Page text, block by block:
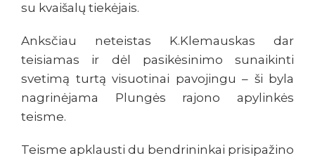
su kvaišalų tiekėjais.
Anksčiau neteistas K.Klemauskas dar
teisiamas ir dėl pasikėsinimo sunaikinti
svetimą turtą visuotinai pavojingu – ši byla
nagrinėjama Plungės rajono apylinkės
teisme.
Teisme apklausti du bendrininkai prisipažino